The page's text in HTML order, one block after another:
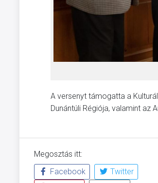
A versenyt támogatta a
Dunántúli Régiója, valamint az
Megosztás itt:
Facebook
Twitter